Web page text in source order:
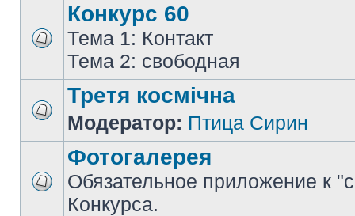
Конкурс 60
Тема 1: Контакт
Тема 2: свободная
Третя космічна
Модератор: Птица Сирин
Фотогалерея
Обязательное приложение к
Конкурса.